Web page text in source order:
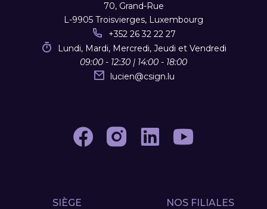
70, Grand-Rue
L-9905 Troisvierges, Luxembourg
+352 26 32 22 27
Lundi, Mardi, Mercredi, Jeudi et Vendredi
09:00 - 12:30 | 14:00 - 18:00
lucien@csign.lu
SIÈGE
NOS FILIALES